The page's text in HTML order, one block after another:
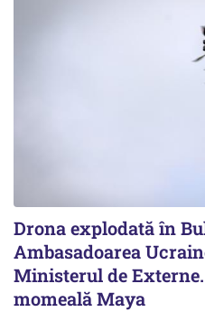
Drona explodată în
Ambasadoarea
Ministerul de
momeală Maya